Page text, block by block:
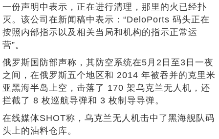
一份声明中表示，正在进行清理，那里的火已经扑
灭。该公司在新闻稿中表示：“DeloPorts 码头正在
按照内部指示以及相关当局和机构的指示正常运
营”。
俄罗斯国防部声称，其防空系统在5月2日至3日一夜
之间，在俄罗斯五个地区和 2014 年被吞并的克里米
亚黑海半岛上空，击落了 170 架乌克兰无人机，还
拦截了 8 枚巡航导弹和 3 枚制导导弹。
在线媒体SHOT称，乌克兰无人机击中了黑海舰队码
头上的油料仓库。